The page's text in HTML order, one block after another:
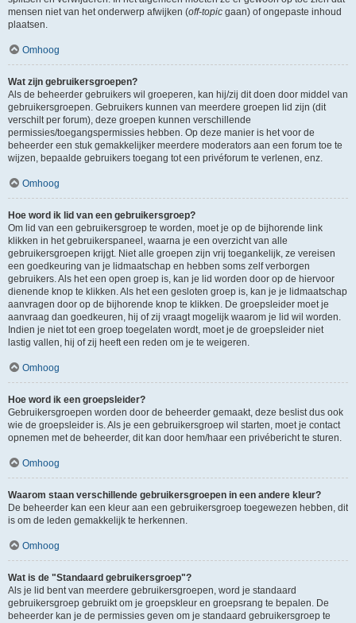
mensen niet van het onderwerp afwijken (off-topic gaan) of ongepaste inhoud
plaatsen.
Omhoog
Wat zijn gebruikersgroepen?
Als de beheerder gebruikers wil groeperen, kan hij/zij dit doen door middel van
gebruikersgroepen. Gebruikers kunnen van meerdere groepen lid zijn (dit
verschilt per forum), deze groepen kunnen verschillende
permissies/toegangspermissies hebben. Op deze manier is het voor de
beheerder een stuk gemakkelijker meerdere moderators aan een forum toe te
wijzen, bepaalde gebruikers toegang tot een privéforum te verlenen, enz.
Omhoog
Hoe word ik lid van een gebruikersgroep?
Om lid van een gebruikersgroep te worden, moet je op de bijhorende link
klikken in het gebruikerspaneel, waarna je een overzicht van alle
gebruikersgroepen krijgt. Niet alle groepen zijn vrij toegankelijk, ze vereisen
een goedkeuring van je lidmaatschap en hebben soms zelf verborgen
gebruikers. Als het een open groep is, kan je lid worden door op de hiervoor
dienende knop te klikken. Als het een gesloten groep is, kan je je lidmaatschap
aanvragen door op de bijhorende knop te klikken. De groepsleider moet je
aanvraag dan goedkeuren, hij of zij vraagt mogelijk waarom je lid wil worden.
Indien je niet tot een groep toegelaten wordt, moet je de groepsleider niet
lastig vallen, hij of zij heeft een reden om je te weigeren.
Omhoog
Hoe word ik een groepsleider?
Gebruikersgroepen worden door de beheerder gemaakt, deze beslist dus ook
wie de groepsleider is. Als je een gebruikersgroep wil starten, moet je contact
opnemen met de beheerder, dit kan door hem/haar een privébericht te sturen.
Omhoog
Waarom staan verschillende gebruikersgroepen in een andere kleur?
De beheerder kan een kleur aan een gebruikersgroep toegewezen hebben, dit
is om de leden gemakkelijk te herkennen.
Omhoog
Wat is de "Standaard gebruikersgroep"?
Als je lid bent van meerdere gebruikersgroepen, word je standaard
gebruikersgroep gebruikt om je groepskleur en groepsrang te bepalen. De
beheerder kan je de permissies geven om je standaard gebruikersgroep te